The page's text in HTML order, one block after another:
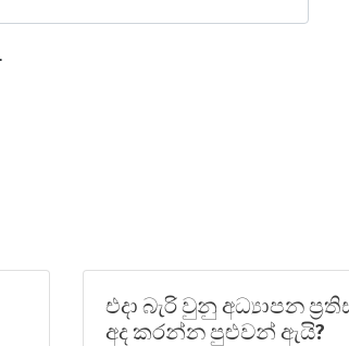
එදා බැරි වුනු අධ්‍යාපන
අද කරන්න පුළුවන් ඇයි?